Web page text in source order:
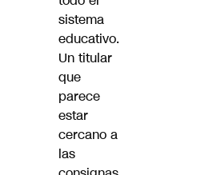
sistema
educativo.
Un titular
que
parece
estar
cercano a
las